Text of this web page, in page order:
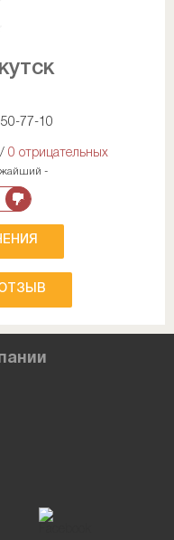
77-10
/ 0 отрицательных
-